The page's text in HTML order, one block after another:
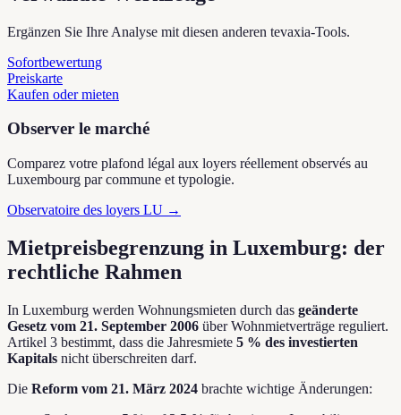
Ergänzen Sie Ihre Analyse mit diesen anderen tevaxia-Tools.
Sofortbewertung
Preiskarte
Kaufen oder mieten
Observer le marché
Comparez votre plafond légal aux loyers réellement observés au
Luxembourg par commune et typologie.
Observatoire des loyers LU →
Mietpreisbegrenzung in Luxemburg: der
rechtliche Rahmen
In Luxemburg werden Wohnungsmieten durch das geänderte
Gesetz vom 21. September 2006 über Wohnmietverträge reguliert.
Artikel 3 bestimmt, dass die Jahresmiete 5 % des investierten
Kapitals nicht überschreiten darf.
Die Reform vom 21. März 2024 brachte wichtige Änderungen: